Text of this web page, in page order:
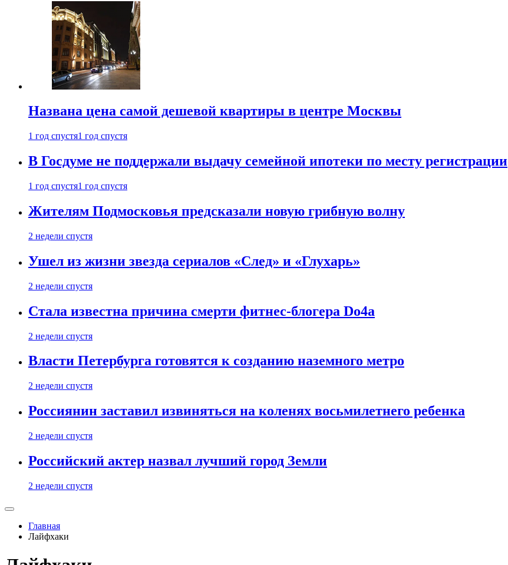
Названа цена самой дешевой квартиры в центре Москвы
1 год спустя1 год спустя
В Госдуме не поддержали выдачу семейной ипотеки по месту регистрации
1 год спустя1 год спустя
Жителям Подмосковья предсказали новую грибную волну
2 недели спустя
Ушел из жизни звезда сериалов «След» и «Глухарь»
2 недели спустя
Стала известна причина смерти фитнес-блогера Do4а
2 недели спустя
Власти Петербурга готовятся к созданию наземного метро
2 недели спустя
Россиянин заставил извиняться на коленях восьмилетнего ребенка
2 недели спустя
Российский актер назвал лучший город Земли
2 недели спустя
Главная
Лайфхаки